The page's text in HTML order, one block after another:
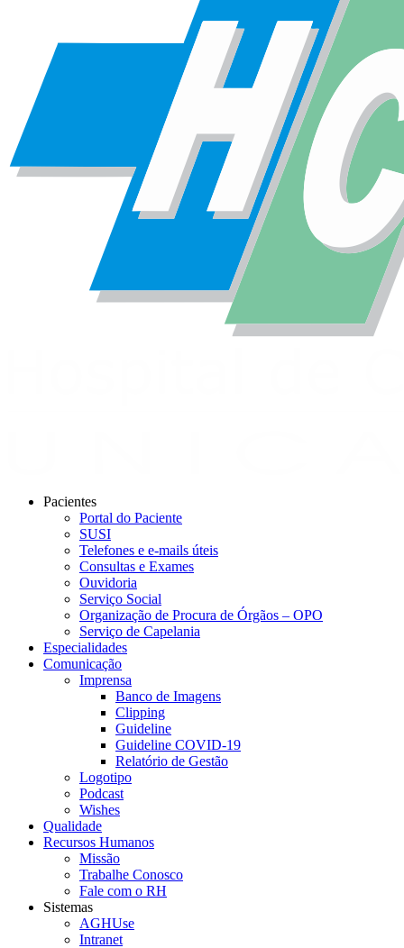
Pacientes
Portal do Paciente
SUSI
Telefones e e-mails úteis
Consultas e Exames
Ouvidoria
Serviço Social
Organização de Procura de Órgãos – OPO
Serviço de Capelania
Especialidades
Comunicação
Imprensa
Banco de Imagens
Clipping
Guideline
Guideline COVID-19
Relatório de Gestão
Logotipo
Podcast
Wishes
Qualidade
Recursos Humanos
Missão
Trabalhe Conosco
Fale com o RH
Sistemas
AGHUse
Intranet